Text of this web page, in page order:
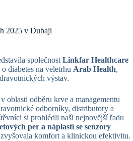
2025 v Dubaji
společnost Linkfar Healthcare
diabetes na veletrhu Arab Health,
výstav.
oblasti odběru krve a managementu
odborníky, distributory a
si prohlédli naši nejnovější řadu
per a náplastí se senzory
komfort a klinickou efektivitu.